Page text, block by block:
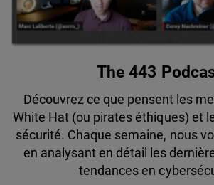
The 443
Découvrez ce que pensent les
White Hat (ou pirates éthiques) et
sécurité. Chaque semaine, nous
en analysant en détail les
tendances en